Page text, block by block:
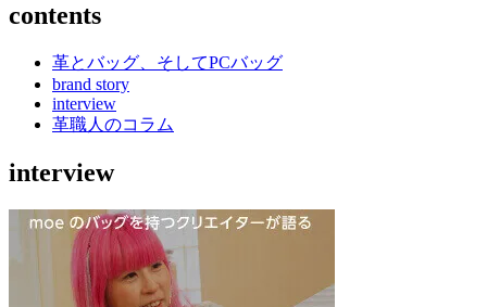
contents
革とバッグ、そしてPCバッグ
brand story
interview
革職人のコラム
interview